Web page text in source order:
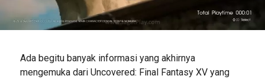
Ada begitu banyak informasi yang akhirnya
mengemuka dari Uncovered: Final Fantasy XV yang